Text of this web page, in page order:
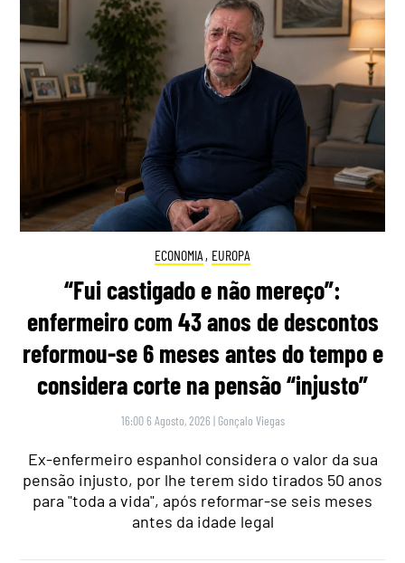
ECONOMIA , EUROPA
“Fui castigado e não mereço”:
enfermeiro com 43 anos de descontos
reformou-se 6 meses antes do tempo e
considera corte na pensão “injusto”
16:00 6 Agosto, 2026 | Gonçalo Viegas
Ex-enfermeiro espanhol considera o valor da sua
pensão injusto, por lhe terem sido tirados 50 anos
para "toda a vida", após reformar-se seis meses
antes da idade legal